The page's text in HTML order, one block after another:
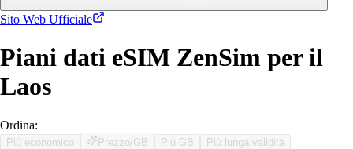
Sito Web Ufficiale
Piani dati eSIM ZenSim per il
Laos
Ordina:
Più economico Prezzo/GB Più GB Più lunga validità